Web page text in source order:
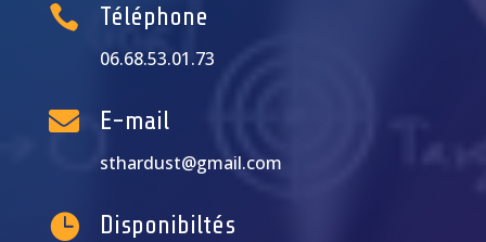
 Téléphone
06.68.53.01.73
 E-mail
sthardust@gmail.com
 Disponibiltés